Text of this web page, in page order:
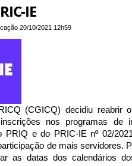
IE
20/10/2021 12h59
(CGICQ) decidiu reabrir
nos programas de
PRIQ e do PRIC-IE nº 02/
de mais servidores.
as datas dos calendários